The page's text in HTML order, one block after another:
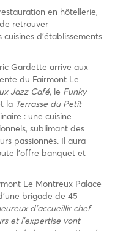
en hôtellerie,
retrouver
d’établissements
Gardette arrive aux
du Fairmont Le
Jazz Café, le Funky
la Terrasse du Petit
: une cuisine
sublimant des
passionnés. Il aura
l’offre banquet et
Le Montreux Palace
brigade de 45
d’accueillir chef
et l’expertise vont